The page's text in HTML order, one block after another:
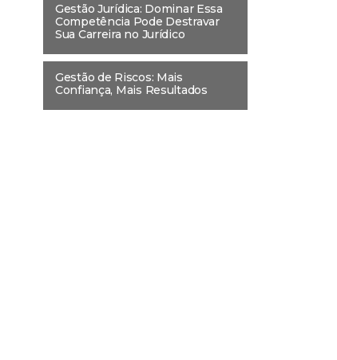
Gestão Jurídica: Dominar Essa
Competência Pode Destravar
Sua Carreira no Jurídico
Gestão de Riscos: Mais
Confiança, Mais Resultados